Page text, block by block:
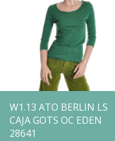
Deze
optie
kan
gekozen
worden
op
de
W1.13 ATO BERLIN LS
CAJA GOTS OC EDEN
28641